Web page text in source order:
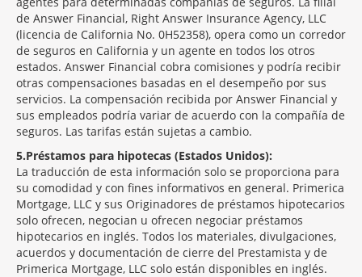
de Answer Financial, Right Answer Insurance Agency, LLC
(licencia de California No. 0H52358), opera como un corredor
de seguros en California y un agente en todos los otros
estados. Answer Financial cobra comisiones y podría recibir
otras compensaciones basadas en el desempeño por sus
servicios. La compensación recibida por Answer Financial y
sus empleados podría variar de acuerdo con la compañía de
seguros. Las tarifas están sujetas a cambio.
5 Préstamos para hipotecas (Estados Unidos):
La traducción de esta información solo se proporciona para
su comodidad y con fines informativos en general. Primerica
Mortgage, LLC y sus Originadores de préstamos hipotecarios
solo ofrecen, negocian u ofrecen negociar préstamos
hipotecarios en inglés. Todos los materiales, divulgaciones,
acuerdos y documentación de cierre del Prestamista y de
Primerica Mortgage, LLC solo están disponibles en inglés.